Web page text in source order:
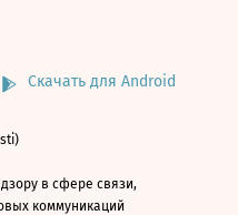
Скачать для Android
в сфере связи,
коммуникаций